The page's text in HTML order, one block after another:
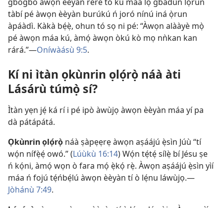
tàbí pé àwọn èèyàn burúkú ń joró nínú iná ọ̀run
àpáàdì. Kàkà bẹ́ẹ̀, ohun tó sọ ni pé: “Àwọn alààyè mọ̀
pé àwọn máa kú, àmọ́ àwọn òkú kò mọ nǹkan kan
rárá.”​—Oníwàásù 9:5.
Kí ni ìtàn ọkùnrin ọlọ́rọ̀ náà àti
Lásárù túmọ̀ sí?
Ìtàn yẹn jẹ́ ká rí i pé ipò àwùjọ àwọn èèyàn máa yí pa
dà pátápátá.
Ọkùnrin ọlọ́rọ̀ náà ṣàpẹẹrẹ àwọn aṣáájú ẹ̀sìn Júù “tí
wọ́n nífẹ̀ẹ́ owó.” (Lúùkù 16:14) Wọ́n tẹ́tẹ́ sílẹ̀ bí Jésu ṣe
ń kọ́ni, àmọ́ wọn ò fara mọ́ ẹ̀kọ́ rẹ̀. Àwọn aṣáájú ẹ̀sìn yìí
máa ń fojú tẹ́ńbẹ́lú àwọn èèyàn tí ò lẹ́nu láwùjọ.​—
Jòhánù 7:49.